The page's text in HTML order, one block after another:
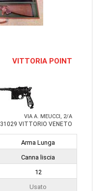
VITTORIA POINT
VIA A. MEUCCI, 2/A
31029 VITTORIO VENETO
Arma Lunga
Canna liscia
12
Usato